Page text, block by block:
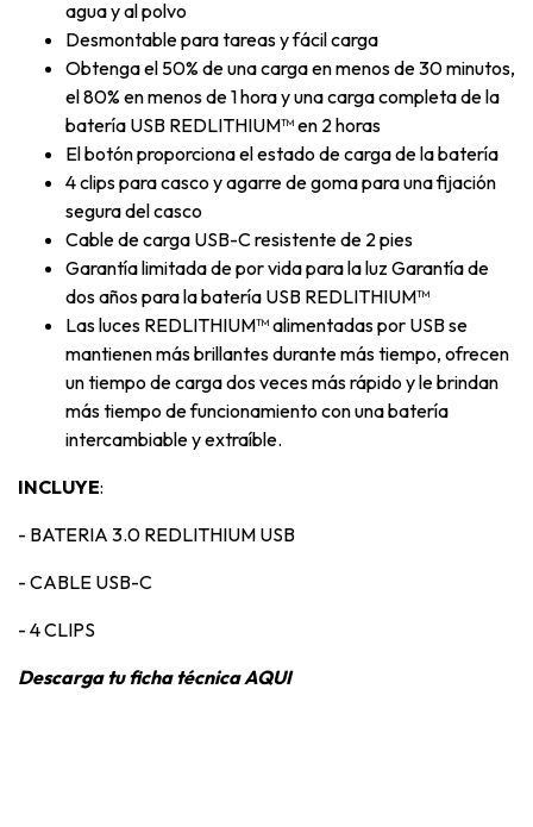
agua y al polvo
Desmontable para tareas y fácil carga
Obtenga el 50% de una carga en menos de 30 minutos,
el 80% en menos de 1 hora y una carga completa de la
batería USB REDLITHIUM™ en 2 horas
El botón proporciona el estado de carga de la batería
4 clips para casco y agarre de goma para una fijación
segura del casco
Cable de carga USB-C resistente de 2 pies
Garantía limitada de por vida para la luz Garantía de
dos años para la batería USB REDLITHIUM™
Las luces REDLITHIUM™ alimentadas por USB se
mantienen más brillantes durante más tiempo, ofrecen
un tiempo de carga dos veces más rápido y le brindan
más tiempo de funcionamiento con una batería
intercambiable y extraíble.
INCLUYE:
- BATERIA 3.0 REDLITHIUM USB
- CABLE USB-C
- 4 CLIPS
Descarga tu ficha técnicaAQUI